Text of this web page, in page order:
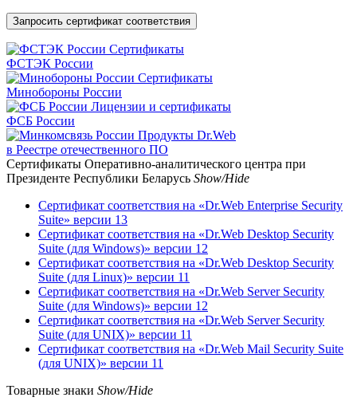
Запросить сертификат соответствия
Сертификаты
ФСТЭК России
Сертификаты
Минобороны России
Лицензии и сертификаты
ФСБ России
Продукты Dr.Web
в Реестре отечественного ПО
Сертификаты Оперативно-аналитического центра при
Президенте Республики Беларусь Show/Hide
Сертификат соответствия на «Dr.Web Enterprise Security
Suite» версии 13
Сертификат соответствия на «Dr.Web Desktop Security
Suite (для Windows)» версии 12
Сертификат соответствия на «Dr.Web Desktop Security
Suite (для Linux)» версии 11
Сертификат соответствия на «Dr.Web Server Security
Suite (для Windows)» версии 12
Сертификат соответствия на «Dr.Web Server Security
Suite (для UNIX)» версии 11
Сертификат соответствия на «Dr.Web Mail Security Suite
(для UNIX)» версии 11
Товарные знаки Show/Hide